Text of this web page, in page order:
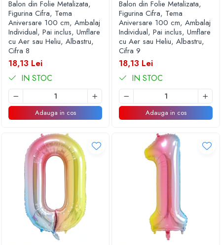
Balon din Folie Metalizata,
Figurina Cifra, Tema
Aniversare 100 cm, Ambalaj
Individual, Pai inclus, Umflare
cu Aer sau Heliu, Albastru,
Cifra 8
18,13 Lei
IN STOC
Adauga in cos
Balon din Folie Metalizata,
Figurina Cifra, Tema
Aniversare 100 cm, Ambalaj
Individual, Pai inclus, Umflare
cu Aer sau Heliu, Albastru,
Cifra 9
18,13 Lei
IN STOC
Adauga in cos